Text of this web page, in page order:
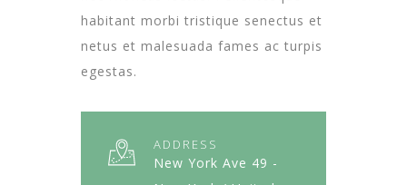
habitant morbi tristique senectus et
netus et malesuada fames ac turpis
egestas.
ADDRESS
New York Ave 49 -